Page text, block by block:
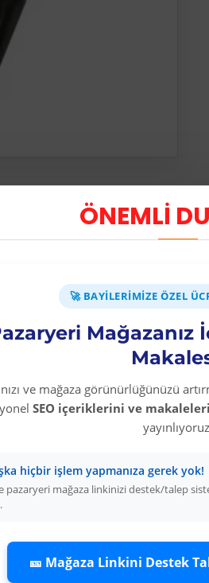
ÖNEMLİ
🚀 BAYILERIMIZE ÖZEL
Mağazanız
ve mağaza görünürlüğünüzü
SEO içeriklerini ve
hiçbir işlem yapmanıza gerek yok!
pazaryeri mağaza linkinizi destek/talep
🎫 Mağaza Linkini Destek